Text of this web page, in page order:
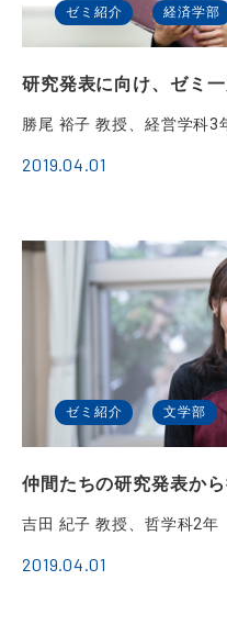
ゼミ紹介 経済学部
研究発表に向け、ゼミ
勝尾 裕子 教授、経営学科3
2019.04.01
ゼミ紹介 文学部
仲間たちの研究発表か
吉田 紀子 教授、哲学科2年
2019.04.01